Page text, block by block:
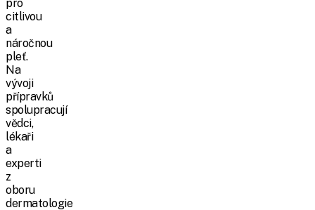
pro
citlivou
a
náročnou
pleť.
Na
vývoji
přípravků
spolupracují
vědci,
lékaři
a
experti
z
oboru
dermatologie